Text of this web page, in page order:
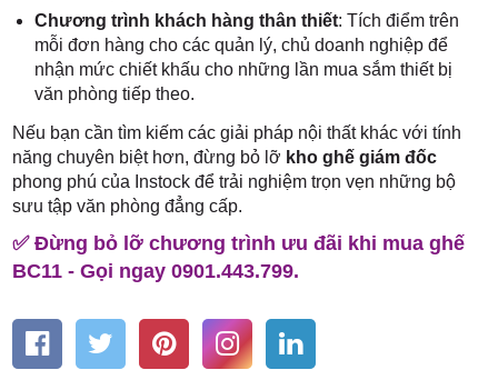
Chương trình khách hàng thân thiết: Tích điểm trên
mỗi đơn hàng cho các quản lý, chủ doanh nghiệp để
nhận mức chiết khấu cho những lần mua sắm thiết bị
văn phòng tiếp theo.
Nếu bạn cần tìm kiếm các giải pháp nội thất khác với tính
năng chuyên biệt hơn, đừng bỏ lỡ kho ghế giám đốc
phong phú của Instock để trải nghiệm trọn vẹn những bộ
sưu tập văn phòng đẳng cấp.
✅ Đừng bỏ lỡ chương trình ưu đãi khi mua ghế
BC11 - Gọi ngay 0901.443.799.